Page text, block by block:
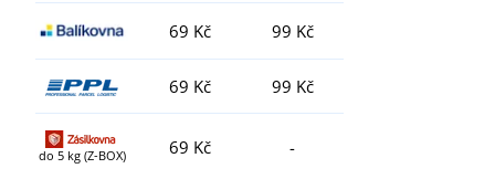
69 Kč 99 Kč
69 Kč 99 Kč
do 5 kg (Z-BOX) 69 Kč -